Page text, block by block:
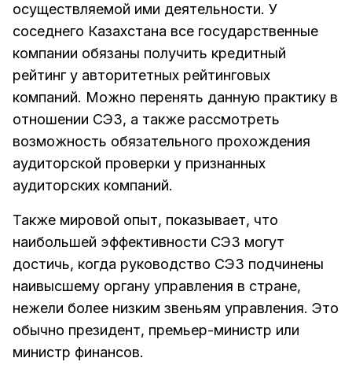
осуществляемой ими деятельности. У
соседнего Казахстана все государственные
компании обязаны получить кредитный
рейтинг у авторитетных рейтинговых
компаний. Можно перенять данную практику в
отношении СЭЗ, а также рассмотреть
возможность обязательного прохождения
аудиторской проверки у признанных
аудиторских компаний.
Также мировой опыт, показывает, что
наибольшей эффективности СЭЗ могут
достичь, когда руководство СЭЗ подчинены
наивысшему органу управления в стране,
нежели более низким звеньям управления. Это
обычно президент, премьер-министр или
министр финансов.